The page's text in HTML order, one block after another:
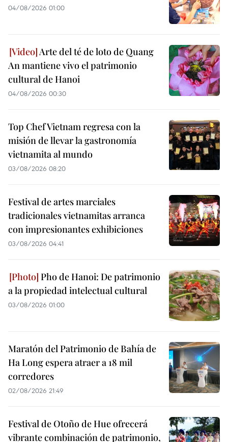
04/08/2026 01:00
Arte del té de loto de Quang
An mantiene vivo el patrimonio
cultural de Hanoi
04/08/2026 00:30
Top Chef Vietnam regresa con la
misión de llevar la gastronomía
vietnamita al mundo
03/08/2026 08:20
Festival de artes marciales
tradicionales vietnamitas arranca
con impresionantes exhibiciones
03/08/2026 04:41
Pho de Hanoi: De patrimonio
a la propiedad intelectual cultural
03/08/2026 01:00
Maratón del Patrimonio de Bahía de
Ha Long espera atraer a 18 mil
corredores
02/08/2026 21:49
Festival de Otoño de Hue ofrecerá
vibrante combinación de patrimonio,